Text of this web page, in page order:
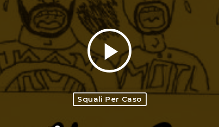
play_arrow
Squali Per Caso